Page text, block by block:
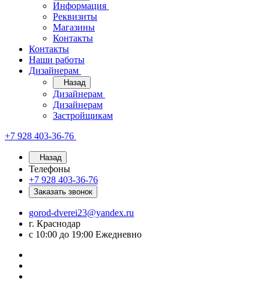
Информация
Реквизиты
Магазины
Контакты
Контакты
Наши работы
Дизайнерам
Назад
Дизайнерам
Дизайнерам
Застройщикам
+7 928 403-36-76
Назад
Телефоны
+7 928 403-36-76
Заказать звонок
gorod-dverei23@yandex.ru
г. Краснодар
с 10:00 до 19:00 Ежедневно